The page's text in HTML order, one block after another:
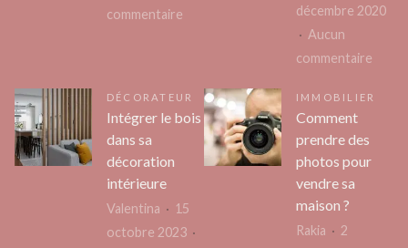
commentaire
choisir
décembre 2020
Aucun
commentaire
type
DÉCORATEUR
Intégrer le bois
dans sa
décoration
intérieure
Valentina
15
octobre 2023
IMMOBILIER
Comment
prendre des
photos pour
vendre sa
maison ?
Rakia
2